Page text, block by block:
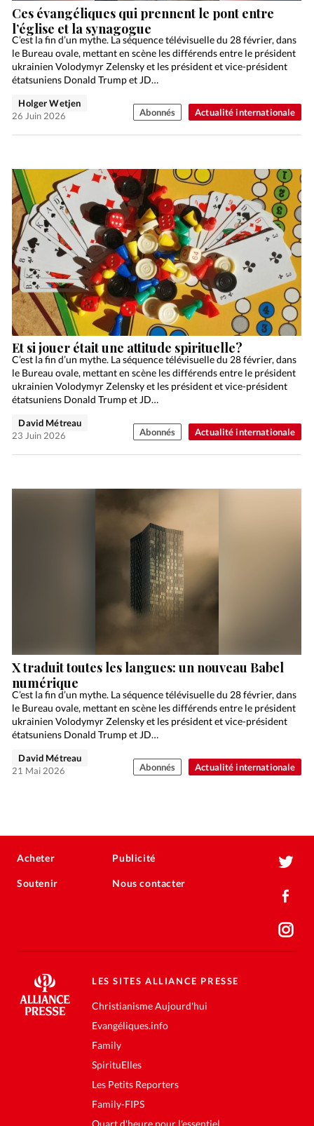
Actualité internationale
Ces évangéliques qui prennent le pont entre
l’église et la synagogue
C’est la fin d’un mythe. La séquence télévisuelle du 28 février, dans
le Bureau ovale, mettant en scène les différends entre le président
ukrainien Volodymyr Zelensky et les président et vice-président
étatsuniens Donald Trump et JD…
Holger Wetjen
26 Juin 2026
Abonnés
Actualité internationale
Et si jouer était une attitude spirituelle?
C’est la fin d’un mythe. La séquence télévisuelle du 28 février, dans
le Bureau ovale, mettant en scène les différends entre le président
ukrainien Volodymyr Zelensky et les président et vice-président
étatsuniens Donald Trump et JD…
David Métreau
23 Juin 2026
Abonnés
Actualité internationale
X traduit toutes les langues: un nouveau Babel
numérique
C’est la fin d’un mythe. La séquence télévisuelle du 28 février, dans
le Bureau ovale, mettant en scène les différends entre le président
ukrainien Volodymyr Zelensky et les président et vice-président
étatsuniens Donald Trump et JD…
David Métreau
21 Mai 2026
Abonnés
Acheter
Soutenir
Publicité
Nous contacter
LES SITES ALLIANCE PRESSE
Christianisme Aujourd'hui
Evangéliques.info
Family
SpirituElles
Les Petits Reporters
Family-FIPS
Quart d'heure pour l'essentiel